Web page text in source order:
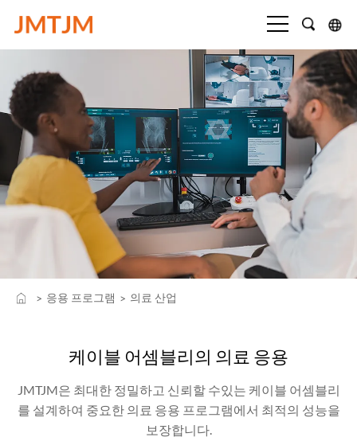
> 응용 프로그램 > 의료 산업
케이블 어셈블리의 의료 응용
JMTJM은 최대한 정밀하고 신뢰할 수있는 케이블 어셈블리
를 설계하여 중요한 의료 응용 프로그램에서 최적의 성능을
보장합니다.